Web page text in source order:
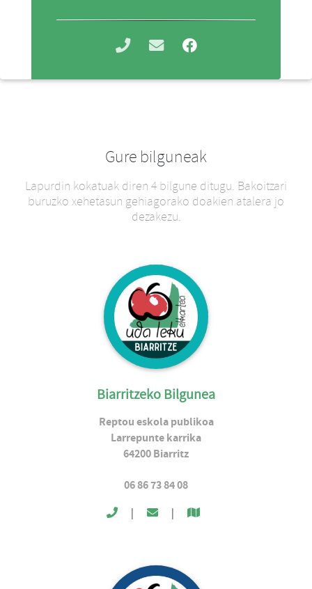
Gure bilguneak
Lapurdin kokatuak diren 4 bilgune ditugu. Bakoitzari
buruzko xehetasun gehiagorako doakien atalera jo
dezakezu.
Biarritzeko Bilgunea
Reptou eskola publikoa
Larrepunte karrika
64200Biarritz
06 86 73 84 08
| |